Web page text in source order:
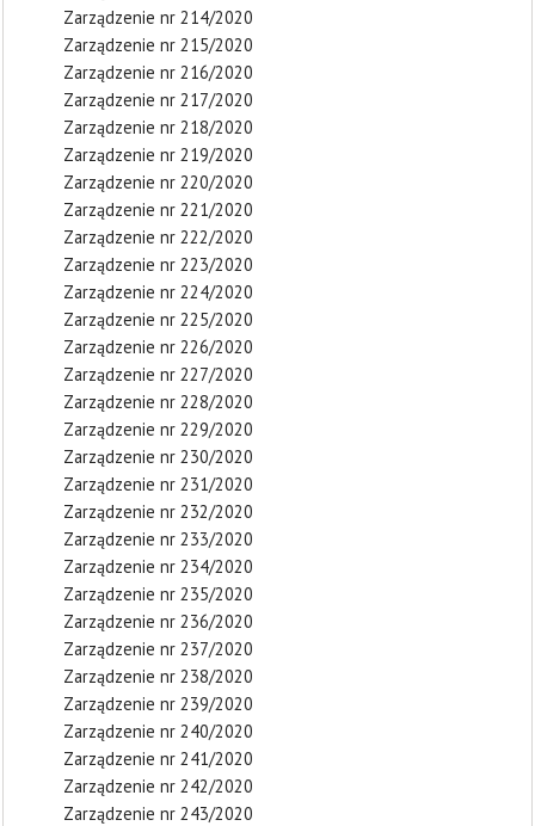
Zarządzenie nr 214/2020
Zarządzenie nr 215/2020
Zarządzenie nr 216/2020
Zarządzenie nr 217/2020
Zarządzenie nr 218/2020
Zarządzenie nr 219/2020
Zarządzenie nr 220/2020
Zarządzenie nr 221/2020
Zarządzenie nr 222/2020
Zarządzenie nr 223/2020
Zarządzenie nr 224/2020
Zarządzenie nr 225/2020
Zarządzenie nr 226/2020
Zarządzenie nr 227/2020
Zarządzenie nr 228/2020
Zarządzenie nr 229/2020
Zarządzenie nr 230/2020
Zarządzenie nr 231/2020
Zarządzenie nr 232/2020
Zarządzenie nr 233/2020
Zarządzenie nr 234/2020
Zarządzenie nr 235/2020
Zarządzenie nr 236/2020
Zarządzenie nr 237/2020
Zarządzenie nr 238/2020
Zarządzenie nr 239/2020
Zarządzenie nr 240/2020
Zarządzenie nr 241/2020
Zarządzenie nr 242/2020
Zarządzenie nr 243/2020